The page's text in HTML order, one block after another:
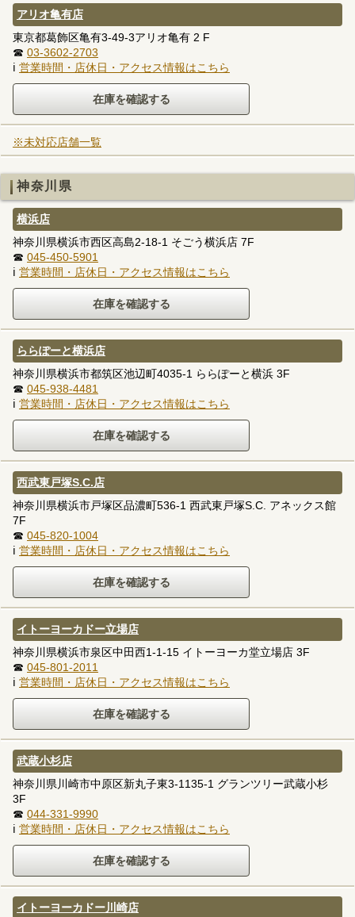
アリオ亀有店
東京都葛飾区亀有3-49-3アリオ亀有 2 F
☎ 03-3602-2703
ℹ 営業時間・店休日・アクセス情報はこちら
※未対応店舗一覧
神奈川県
横浜店
神奈川県横浜市西区高島2-18-1 そごう横浜店 7F
☎ 045-450-5901
ℹ 営業時間・店休日・アクセス情報はこちら
ららぽーと横浜店
神奈川県横浜市都筑区池辺町4035-1 ららぽーと横浜 3F
☎ 045-938-4481
ℹ 営業時間・店休日・アクセス情報はこちら
西武東戸塚S.C.店
神奈川県横浜市戸塚区品濃町536-1 西武東戸塚S.C. アネックス館
7F
☎ 045-820-1004
ℹ 営業時間・店休日・アクセス情報はこちら
イトーヨーカドー立場店
神奈川県横浜市泉区中田西1-1-15 イトーヨーカ堂立場店 3F
☎ 045-801-2011
ℹ 営業時間・店休日・アクセス情報はこちら
武蔵小杉店
神奈川県川崎市中原区新丸子東3-1135-1 グランツリー武蔵小杉
3F
☎ 044-331-9990
ℹ 営業時間・店休日・アクセス情報はこちら
イトーヨーカドー川崎店